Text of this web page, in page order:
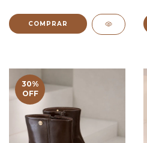
COMPRAR
30%
OFF